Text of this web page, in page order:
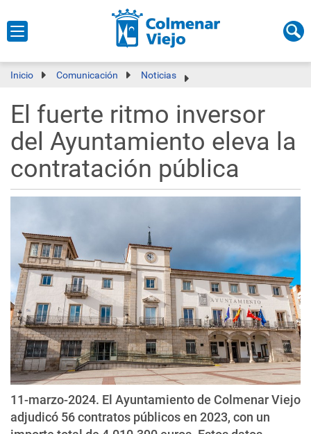
Inicio Comunicación Noticias
El fuerte ritmo inversor
del Ayuntamiento eleva la
contratación pública
11-marzo-2024. El Ayuntamiento de Colmenar Viejo
adjudicó 56 contratos públicos en 2023, con un